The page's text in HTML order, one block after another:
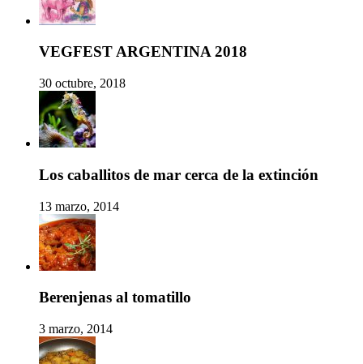
VEGFEST ARGENTINA 2018
30 octubre, 2018
Los caballitos de mar cerca de la extinción
13 marzo, 2014
Berenjenas al tomatillo
3 marzo, 2014